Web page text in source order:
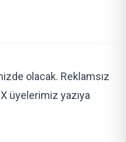
olacak. Reklamsız
üyelerimiz yazıya